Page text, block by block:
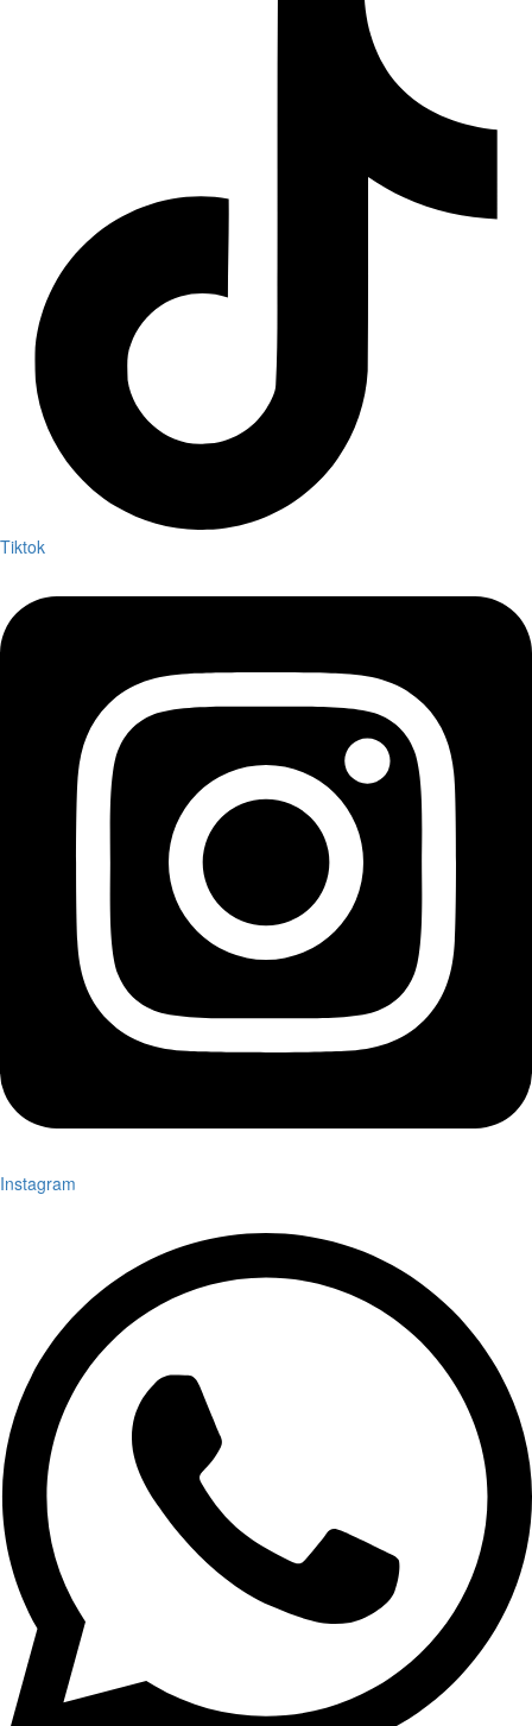
Tiktok
Instagram